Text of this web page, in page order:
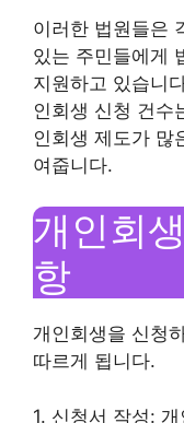
이러한 법원들은
있는 주민들에게
지원하고 있습니
인회생 신청 건수
인회생 제도가 많
여줍니다.
개인회
항
개인회생을 신청
따르게 됩니다.
1. 신청서 작성: